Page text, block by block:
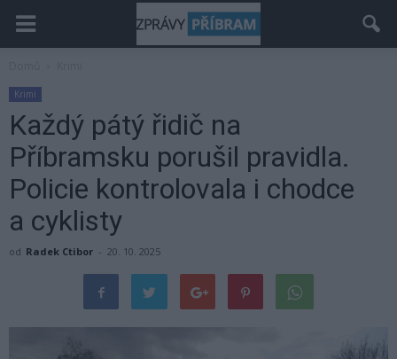
Krimi
Každý pátý řidič na
Příbramsku porušil pravidla.
Policie kontrolovala i chodce
a cyklisty
od Radek Ctibor - 20. 10. 2025